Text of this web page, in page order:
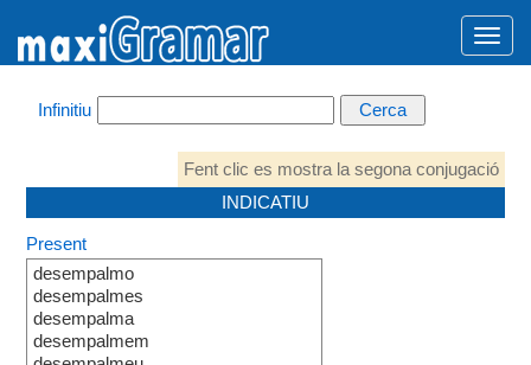
Infinitiu
Fent clic es mostra la segona conjugació
INDICATIU
Present
desempalmo
desempalmes
desempalma
desempalmem